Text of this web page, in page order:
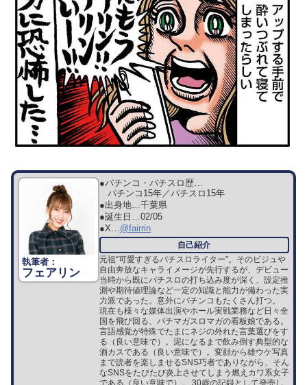
フェアリン
●パチンコ・パチスロ歴…
パチンコ15年／パチスロ15年
●出身地…千葉県
●誕生日…02/05
●X…@fairrin
元祖“可愛すぎるパチスロライター”。そのビジュや
自由奔放なキャライメージが先行するが、デビュー
当時から既にパチスロの打ち込み度が深く、設定推
測や期待値理論など一定の知識と能力が備わった実
力派であった。意外にパチンコもたくさん打つ。
現在も様々な媒体出演やホール実戦業務など日々全
国を飛び回る、パチマガスロマガの看板娘である。
言語感覚が特殊でたまにネジの外れた言葉選びをす
る（良い意味で）。泥になるまで飲み倒す典型的な
酒カスである（良い意味で）。変顔から雄ウケ写真
まで読者を楽しませるSNS巧者でありながら、そん
なSNSをたびたび炎上させてしまう燃えカワ系女子